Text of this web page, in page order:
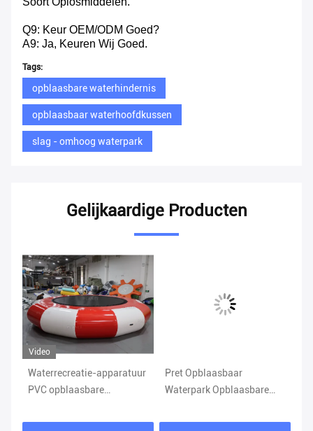
Q9: Keur OEM/ODM Goed?
A9: Ja, Keuren Wij Goed.
Tags:
opblaasbare waterhindernis
opblaasbaar waterhoofdkussen
slag - omhoog waterpark
Gelijkaardige Producten
Video
Waterrecreatie-apparatuur
PVC opblaasbare
Pret Opblaasbaar
Waterpark Opblaasbare
Glijbaan